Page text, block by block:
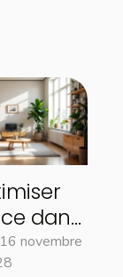
dans
:
novembre